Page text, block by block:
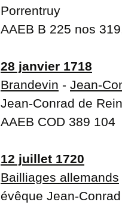
Porrentruy
AAEB B 225 nos
28 janvier 1718
Brandevin - Jean-
Jean-Conrad de
AAEB COD 389 104
12 juillet 1720
Bailliages allemands
évêque Jean-